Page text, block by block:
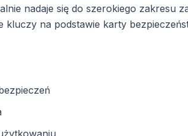
nadaje się do szerokiego zakresu
na podstawie karty